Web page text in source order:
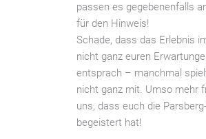
passen es gegebenenfalls
für den Hinweis!
Schade, dass das Erlebnis
nicht ganz euren
entsprach – manchmal
nicht ganz mit. Umso mehr
uns, dass euch die
begeistert hat!